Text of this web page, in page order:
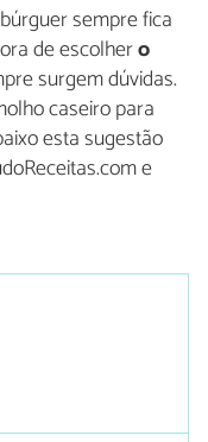
sempre fica
de escolhero
surgem dúvidas.
caseiro para
esta sugestão
e